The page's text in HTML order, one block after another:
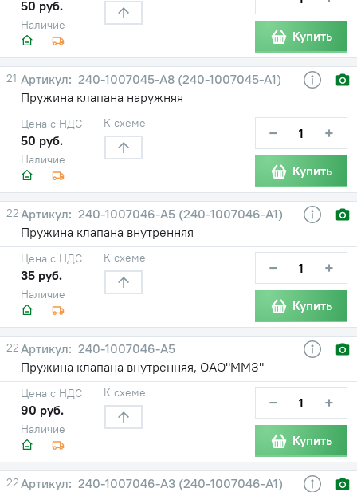
Наличие
50 руб.
Купить
21
240-1007045-А8 (240-1007045-А1)
Пружина клапана наружняя
Наличие
Цена с НДС
50 руб.
К схеме − +
Купить
22
240-1007046-А5 (240-1007046-А1)
Пружина клапана внутренняя
Наличие
Цена с НДС
35 руб.
К схеме − +
Купить
22
240-1007046-А5
Пружина клапана внутренняя, ОАО"ММЗ"
Наличие
Цена с НДС
90 руб.
К схеме − +
Купить
22
240-1007046-А3 (240-1007046-А1)